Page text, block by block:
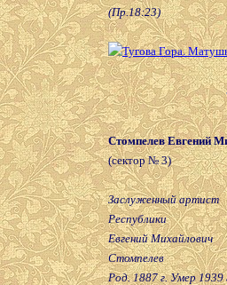
(Пр.18:23)
Стомпелев Евгений
(сектор № 3)
Заслуженный артист
Республики
Евгений Михайлович
Стомпелев
Род. 1887 г. Умер 1939